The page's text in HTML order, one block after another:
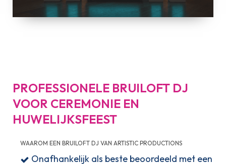
PROFESSIONELE BRUILOFT DJ
VOOR CEREMONIE EN
HUWELIJKSFEEST
WAAROM EEN BRUILOFT DJ VAN ARTISTIC PRODUCTIONS
Onafhankelijk als beste beoordeeld met een